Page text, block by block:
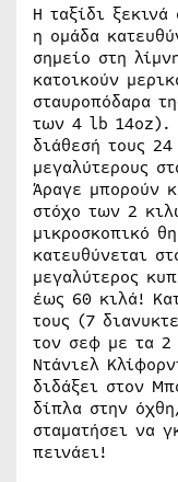
Η ταξίδι
η ομάδα
σημείο στη
κατοικούν
σταυροπόδαρα
των 4 lb 14oz).
διάθεσή τους
μεγαλύτερους
Άραγε μπορούν
στόχο των 2
μικροσκοπικό
κατευθύνεται
μεγαλύτερος
έως 60 κιλά!
τους (7
τον σεφ με τα
Ντάνιελ
διδάξει στον
δίπλα στην
σταματήσει να
πεινάει!